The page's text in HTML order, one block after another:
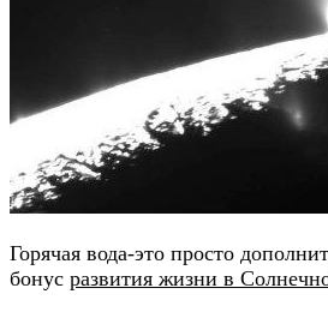
Горячая вода-это просто
бонус развития жизни в